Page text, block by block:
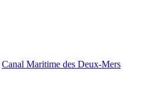
Canal Maritime des Deux-Mers